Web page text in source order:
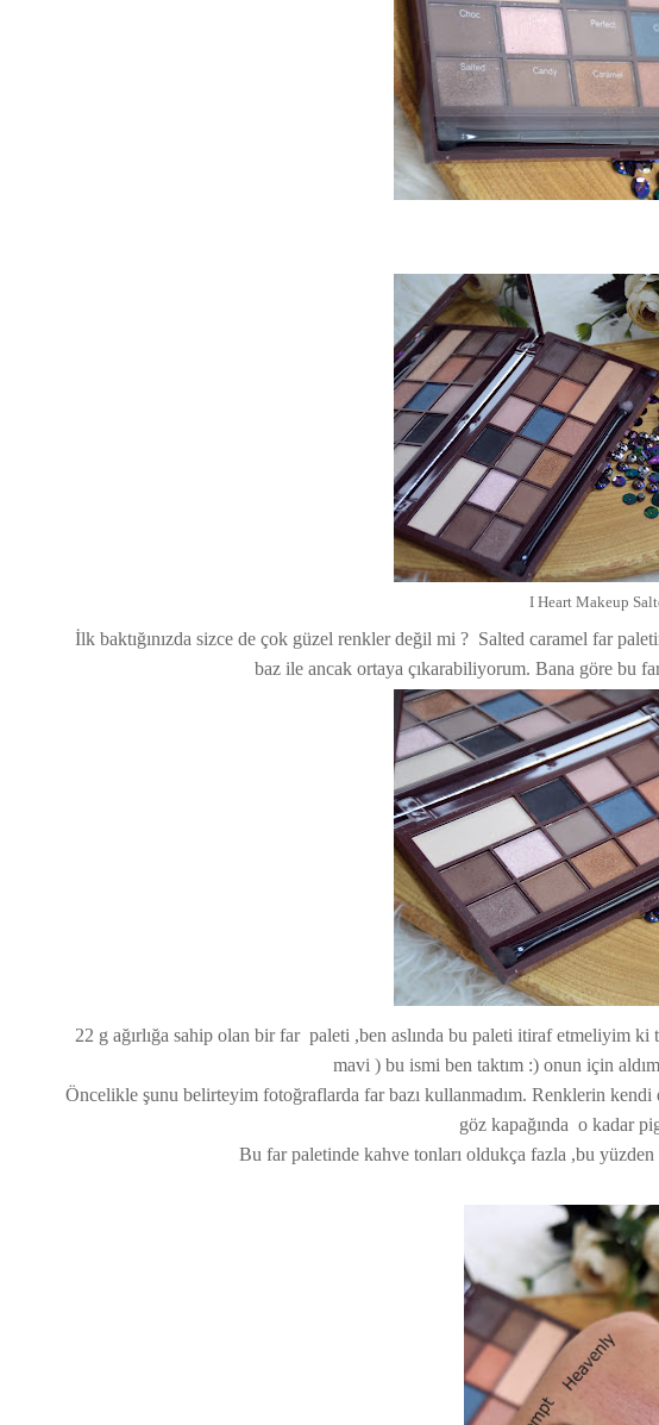
I Heart Makeup
İlk baktığınızda sizce de çok güzel renkler değil mi ? Salted caramel far
baz ile ancak ortaya çıkarabiliyorum. Bana göre bu
22 g ağırlığa sahip olan bir far paleti ,ben aslında bu paleti itiraf etmeliyim
mavi ) bu ismi ben taktım :) onun için
Öncelikle şunu belirteyim fotoğraflarda far bazı kullanmadım. Renklerin
göz kapağında o kadar
Bu far paletinde kahve tonları oldukça fazla ,bu